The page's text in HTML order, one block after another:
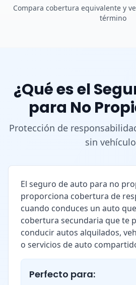
Compara cobertura equivalente y
término
¿Qué es el
para No
Protección de
sin
El seguro de auto para no
proporciona cobertura de
cuando conduces un auto
cobertura secundaria que te
conducir autos alquilados,
o servicios de auto
Perfecto para: